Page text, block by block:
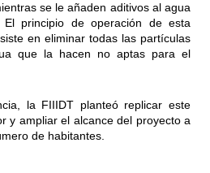
se le añaden aditivos al agua
principio de operación de esta
en eliminar todas las partículas
que la hacen no aptas para el
la FIIIDT planteó replicar este
y ampliar el alcance del proyecto a
de habitantes.